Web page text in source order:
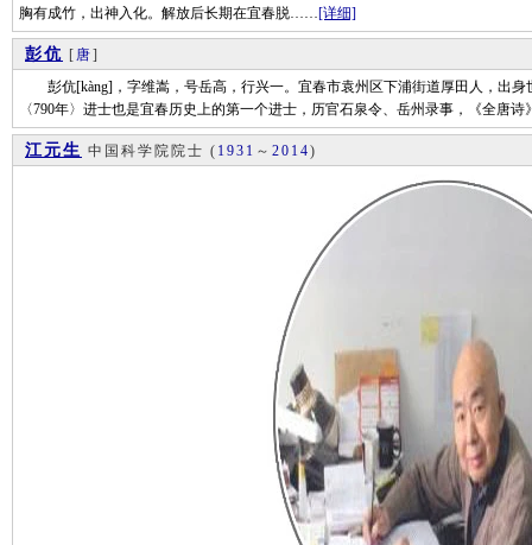
胸有成竹，出神入化。解放后长期在宜春脱……[详细]
彭伉 [ 唐]
彭伉[kàng]，字维嵩，号岳高，行兴一。宜春市袁州区下浦街道厚田人，出身
〈790年〉进士也是宜春历史上的第一个进士，历官石泉令、岳州录事，《全唐
江元生 中国科学院院士 ( 1931 ～ 2014)